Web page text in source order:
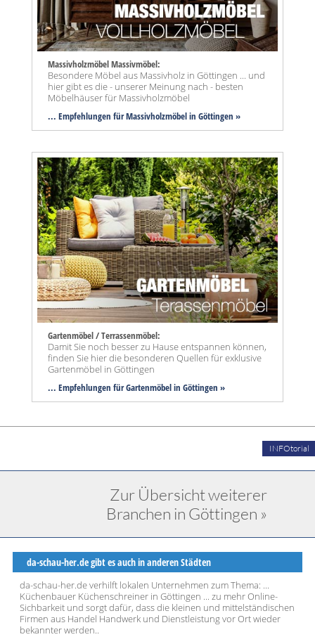
Massivholzmöbel Massivmöbel:
Besondere Möbel aus Massivholz in Göttingen ... und
hier gibt es die - unserer Meinung nach - besten
Möbelhäuser für Massivholzmöbel
... Empfehlungen für Massivholzmöbel in Göttingen »
Gartenmöbel / Terrassenmöbel:
Damit Sie noch besser zu Hause entspannen können,
finden Sie hier die besonderen Quellen für exklusive
Gartenmöbel in Göttingen
... Empfehlungen für Gartenmöbel in Göttingen »
INFOtorial
Zur Übersicht weiterer
Branchen in Göttingen »
da-schau-her.de gibt es auch in anderen Städten
da-schau-her.de verhilft lokalen Unternehmen zum Thema: ...
Küchenbauer Küchenschreiner in Göttingen ... zu mehr Online-
Sichbarkeit und sorgt dafür, dass die kleinen und mittelständischen
Firmen aus Handel Handwerk und Dienstleistung vor Ort wieder
bekannter werden..